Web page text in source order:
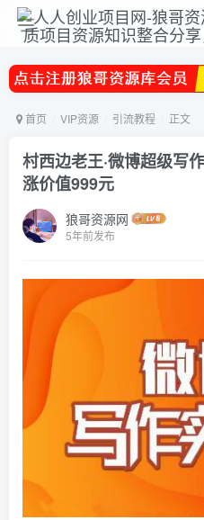
首页 VIP资源 引流教程 正文
村西边老王·微博超级写
涨价值999元
狼哥资源网
5年前发布